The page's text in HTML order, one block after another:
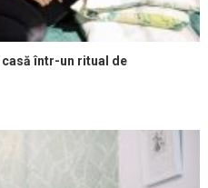
într-un ritual de